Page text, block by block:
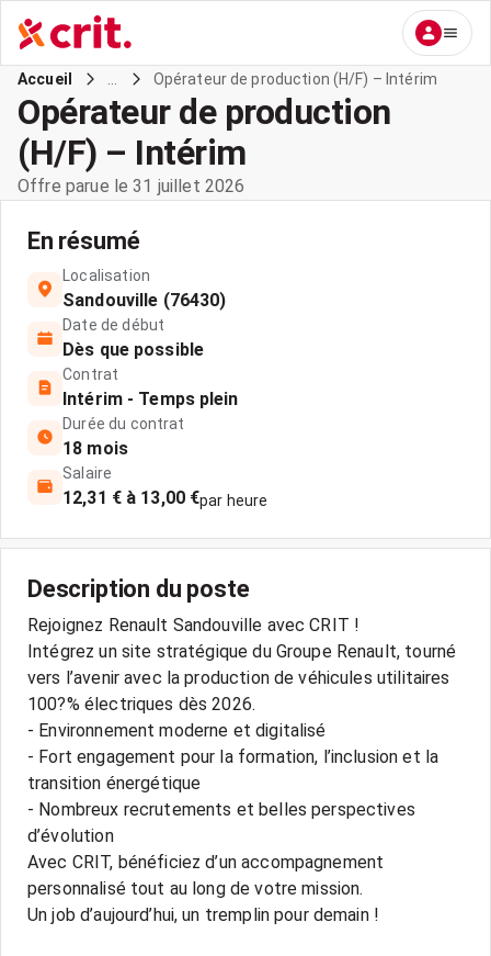
Accueil Opérateur de production (H/F) – Intérim
Opérateur de production
(H/F) – Intérim
Offre parue le 31 juillet 2026
En résumé
Localisation
Sandouville (76430)
Date de début
Dès que possible
Contrat
Intérim - Temps plein
Durée du contrat
18 mois
Salaire
12,31 € à 13,00 €par heure
Description du poste
Rejoignez Renault Sandouville avec CRIT !
Intégrez un site stratégique du Groupe Renault, tourné
vers l’avenir avec la production de véhicules utilitaires
100?% électriques dès 2026.
- Environnement moderne et digitalisé
- Fort engagement pour la formation, l’inclusion et la
transition énergétique
- Nombreux recrutements et belles perspectives
d’évolution
Avec CRIT, bénéficiez d’un accompagnement
personnalisé tout au long de votre mission.
Un job d’aujourd’hui, un tremplin pour demain !